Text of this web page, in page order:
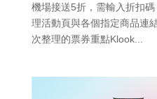
機場接送5折，需輸入折扣
理活動頁與各個指定商品連
次整理的票券重點Klook...